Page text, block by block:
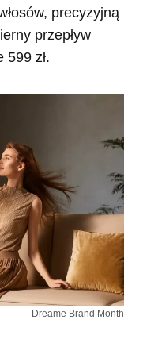
precyzyjną
przepływ
599 zł.
Dreame Brand Month